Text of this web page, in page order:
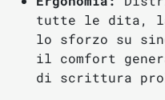
tutte le dita,
lo sforzo su
il comfort
di scrittura